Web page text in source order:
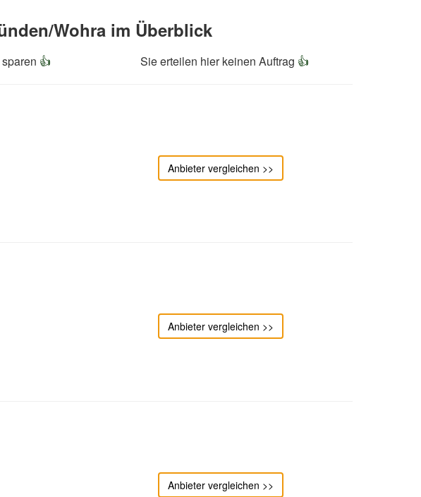
Wohra im Überblick
👍 Sie erteilen hier keinen Auftrag 👍
Anbieter vergleichen >>
Anbieter vergleichen >>
Anbieter vergleichen >>